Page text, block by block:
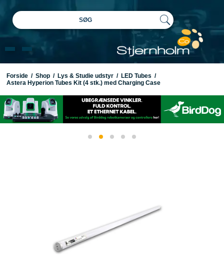
SØG
Forside / Shop / Lys & Studie udstyr / LED Tubes /
Astera Hyperion Tubes Kit (4 stk.) med Charging Case